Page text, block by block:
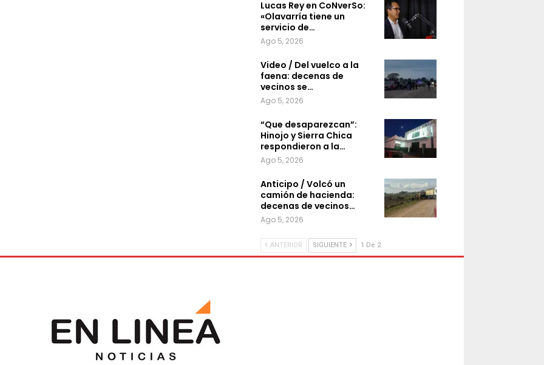
Lucas Rey en CoNverSo:
«Olavarría tiene un
servicio de…
Ago 5, 2026
Video / Del vuelco a la
faena: decenas de
vecinos se…
Ago 5, 2026
“Que desaparezcan”:
Hinojo y Sierra Chica
respondieron a la…
Ago 5, 2026
Anticipo / Volcó un
camión de hacienda:
decenas de vecinos…
Ago 5, 2026
ANTERIOR SIGUIENTE 1 De 2